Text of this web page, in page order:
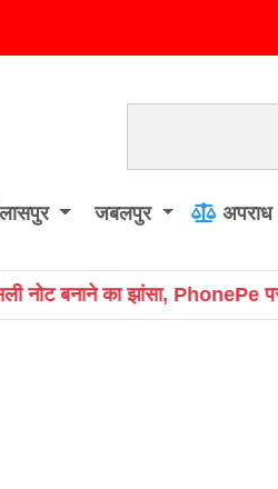
जबलपुर अपराध
मांगे 50 हजार; मास्टरमाइंड